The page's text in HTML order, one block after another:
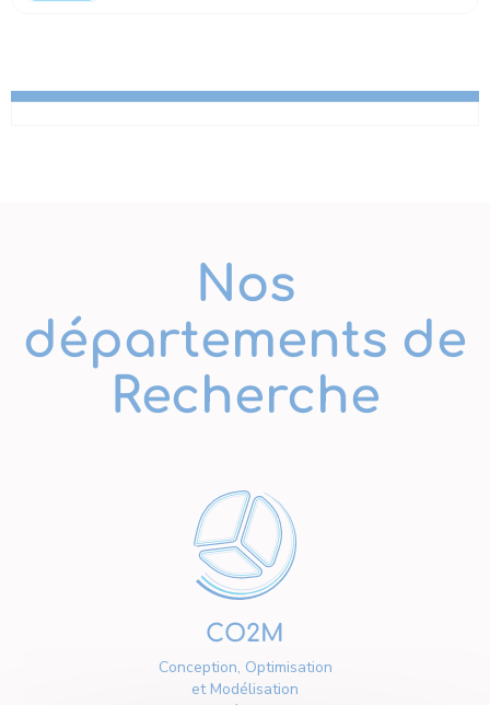
Nos
départements de
Recherche
CO2M
Conception, Optimisation
et Modélisation